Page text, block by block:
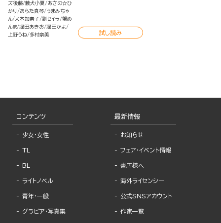
ズ後藤 藪犬小夏
あさの☆ひ
かり
あらた真琴 うまみちゃ
ん 犬木加奈子 劉セイラ 蟹め
んま 堀田あきお 堀田かよ
上野うね 多村奈美 試し読み
コンテンツ
少女・女性
TL
BL
ライトノベル
青年・一般
グラビア・写真集
最新情報
お知らせ
フェア・イベント情報
書店様へ
海外ライセンシー
公式SNSアカウント
作家一覧